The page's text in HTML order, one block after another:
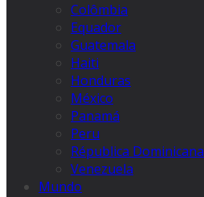
Colômbia
Equador
Guatemala
Haiti
Honduras
México
Panamá
Peru
Républica Dominicana
Venezuela
Mundo